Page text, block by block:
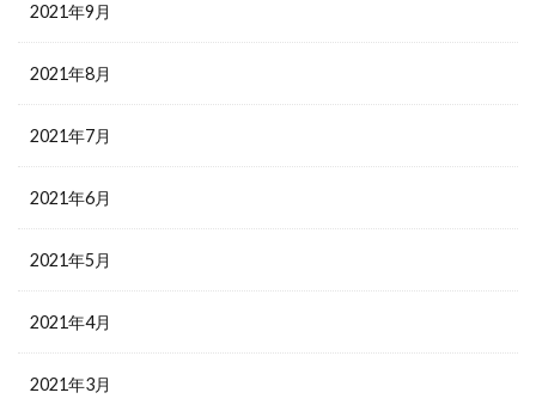
2021年9月
2021年8月
2021年7月
2021年6月
2021年5月
2021年4月
2021年3月